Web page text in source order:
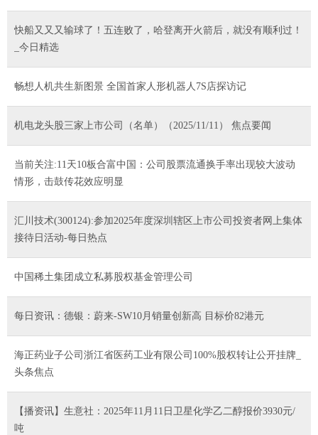
快船又又又输球了！五连败了，哈登离开火箭后，就没有顺利过！
_今日精选
畅想人机共生新图景 全国首家人形机器人7S店探访记
机电龙头股三家上市公司（名单）（2025/11/11） 焦点要闻
当前关注:11天10板合富中国：公司股票流通换手率出现较大波动
情形，击鼓传花效应明显
汇川技术(300124):参加2025年度深圳辖区上市公司投资者网上集体
接待日活动-每日热点
中国稀土集团成立私募股权基金管理公司
每日资讯：德银：蔚来-SW10月销量创新高 目标价82港元
海正药业子公司浙江省医药工业有限公司100%股权转让公开挂牌_
头条焦点
【播资讯】生意社：2025年11月11日卫星化学乙二醇报价3930元/
吨